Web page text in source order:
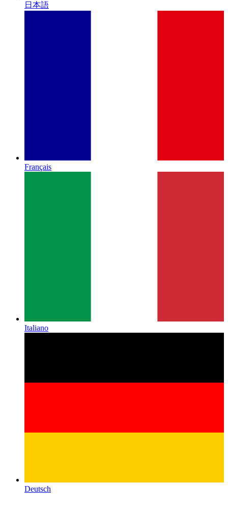
日本語
Français
Italiano
Deutsch